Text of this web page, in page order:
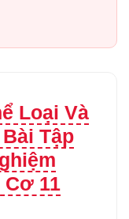
Loại Và
Tập
11